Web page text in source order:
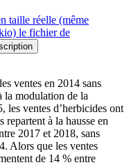
taille réelle (même
le fichier de
ventes en 2014 sans
la modulation de la
les ventes d’herbicides ont
à la hausse en
2017 et 2018, sans
Alors que les ventes
de 14 % entre